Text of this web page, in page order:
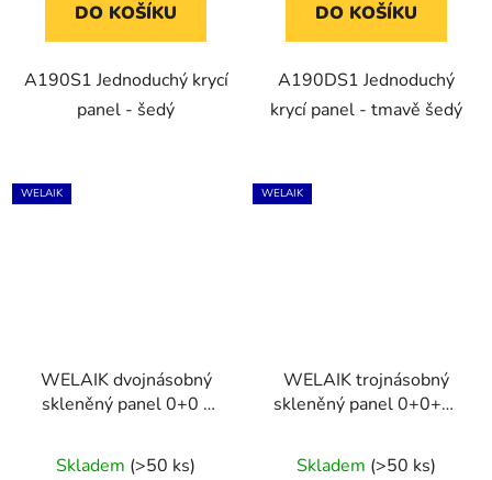
DO KOŠÍKU
A190S1 Jednoduchý krycí
panel - šedý
DO KOŠÍKU
A190DS1 Jednoduchý
krycí panel - tmavě šedý
WELAIK
WELAIK dvojnásobný
skleněný panel 0+0 -
Skladem (>50 ks)
WELAIK
WELAIK trojnásobný
skleněný panel 0+0+0-
Skladem (>50 ks)